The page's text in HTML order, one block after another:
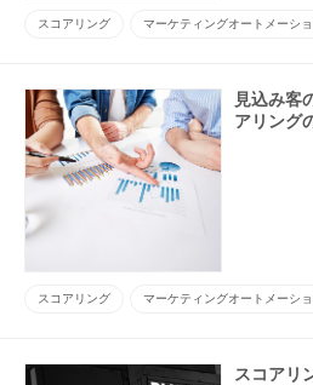
スコアリング マーケティングオートメーシ
見込み客
アリング
スコアリング マーケティングオートメーシ
スコアリ